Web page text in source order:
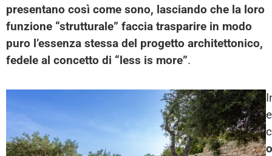
presentano così come sono, lasciando che la loro
funzione “strutturale” faccia trasparire in modo
puro l’essenza stessa del progetto architettonico,
fedele al concetto di “less is more”.